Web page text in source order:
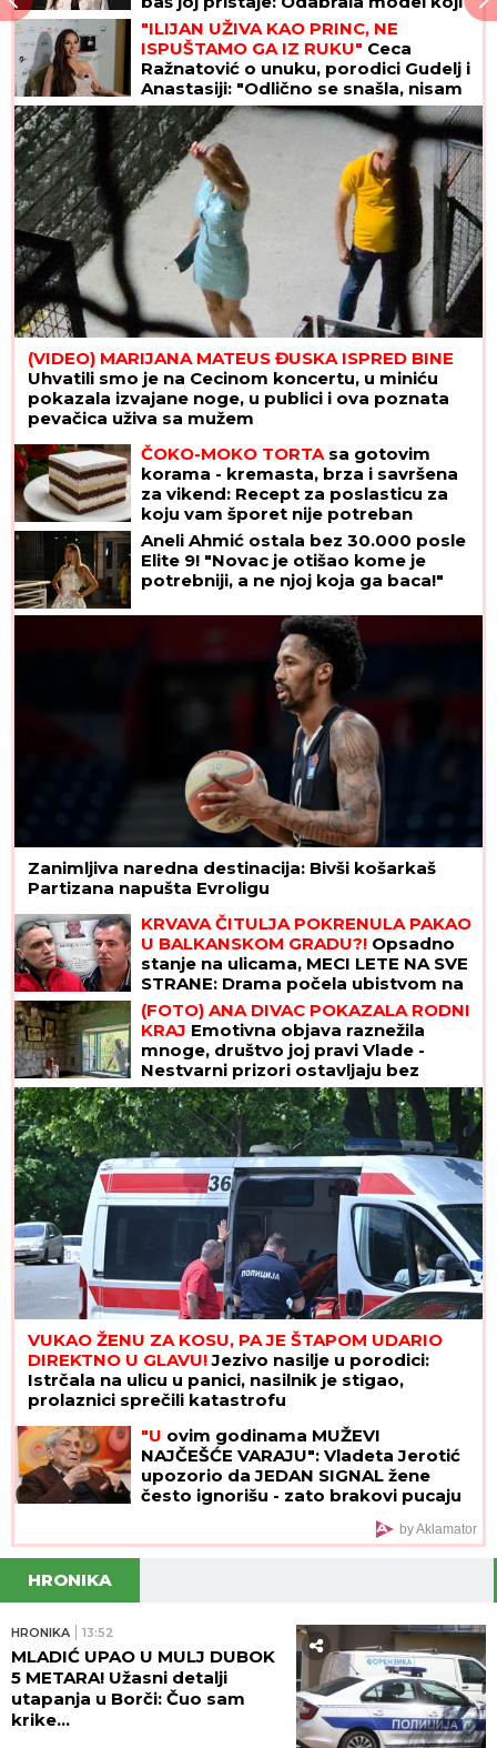
izdužuje figuru, a onda se vratila
prepoznatljivom stilu
"ILIJAN UŽIVA KAO PRINC, NE
ISPUŠTAMO GA IZ RUKU" Ceca
Ražnatović o unuku, porodici Gudelj i
Anastasiji: "Odlično se snašla, nisam
je savetovala", spomenula i novi
album posle 10 godina
(VIDEO) MARIJANA MATEUS ĐUSKA ISPRED BINE
Uhvatili smo je na Cecinom koncertu, u miniću
pokazala izvajane noge, u publici i ova poznata
pevačica uživa sa mužem
ČOKO-MOKO TORTAsa gotovim
korama - kremasta, brza i savršena
za vikend: Recept za poslasticu za
koju vam šporet nije potreban
Aneli Ahmić ostala bez 30.000 posle
Elite 9! "Novac je otišao kome je
potrebniji, a ne njoj koja ga baca!"
Zanimljiva naredna destinacija: Bivši košarkaš
Partizana napušta Evroligu
KRVAVA ČITULJA POKRENULA PAKAO
U BALKANSKOM GRADU?! Opsadno
stanje na ulicama, MECI LETE NA SVE
STRANE: Drama počela ubistvom na
sastanku zbog duga Zviceru, onda je
usledio HAOS (FOTO)
(FOTO) ANA DIVAC POKAZALA RODNI
KRAJ Emotivna objava raznežila
mnoge, društvo joj pravi Vlade -
Nestvarni prizori ostavljaju bez
daha: "Povratak korenima"
VUKAO ŽENU ZA KOSU, PA JE ŠTAPOM UDARIO
DIREKTNO U GLAVU!Jezivo nasilje u porodici:
Istrčala na ulicu u panici, nasilnik je stigao,
prolaznici sprečili katastrofu
"U ovim godinama MUŽEVI
NAJČEŠĆE VARAJU": Vladeta Jerotić
upozorio da JEDAN SIGNAL žene
često ignorišu - zato brakovi pucaju
by Aklamator
HRONIKA
HRONIKA 13:52
MLADIĆ UPAO U MULJ DUBOK
5 METARA! Užasni detalji
utapanja u Borči: Čuo sam
krike...